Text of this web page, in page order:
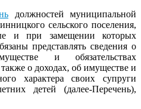
должностей муниципальной
сельского поселения,
и при замещении которых
представлять сведения о
и обязательствах
о доходах, об имуществе и
характера своих супруги
детей (далее-Перечень),